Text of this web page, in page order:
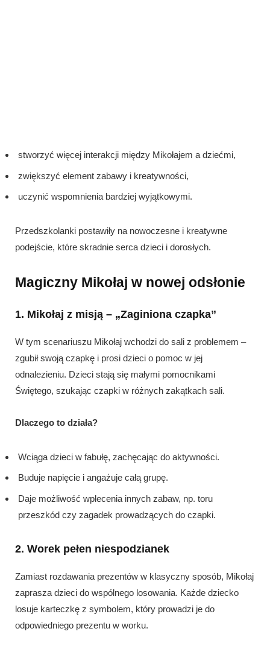
stworzyć więcej interakcji między Mikołajem a dziećmi,
zwiększyć element zabawy i kreatywności,
uczynić wspomnienia bardziej wyjątkowymi.
Przedszkolanki postawiły na nowoczesne i kreatywne
podejście, które skradnie serca dzieci i dorosłych.
Magiczny Mikołaj w nowej odsłonie
1. Mikołaj z misją – „Zaginiona czapka”
W tym scenariuszu Mikołaj wchodzi do sali z problemem –
zgubił swoją czapkę i prosi dzieci o pomoc w jej
odnalezieniu. Dzieci stają się małymi pomocnikami
Świętego, szukając czapki w różnych zakątkach sali.
Dlaczego to działa?
Wciąga dzieci w fabułę, zachęcając do aktywności.
Buduje napięcie i angażuje całą grupę.
Daje możliwość wplecenia innych zabaw, np. toru
przeszkód czy zagadek prowadzących do czapki.
2. Worek pełen niespodzianek
Zamiast rozdawania prezentów w klasyczny sposób, Mikołaj
zaprasza dzieci do wspólnego losowania. Każde dziecko
losuje karteczkę z symbolem, który prowadzi je do
odpowiedniego prezentu w worku.